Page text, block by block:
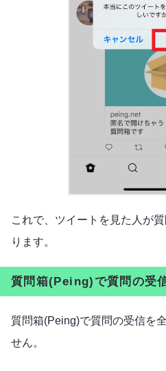
これで、ツイートを見た人が
ります。
質問箱(Peing)で質問の受
質問箱(Peing)で質問の受信を
せん。